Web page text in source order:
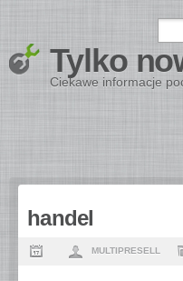
Tylko
Ciekawe informacje
handel
MULTIPRESELL